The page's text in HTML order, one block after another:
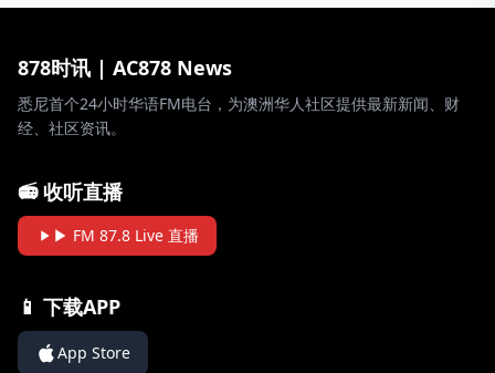
878时讯 | AC878 News
悉尼首个24小时华语FM电台，为澳洲华人社区提供最新新闻、财
经、社区资讯。
📻 收听直播
▶ FM 87.8 Live 直播
📱 下载APP
App Store